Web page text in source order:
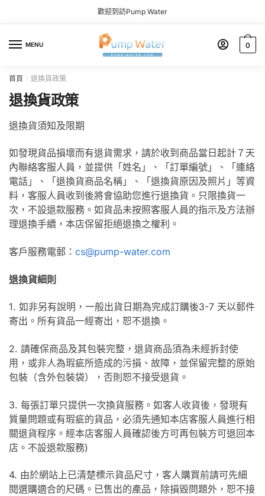
歡迎到訪Pump Water
MENU 0
首頁 / 退換貨政策
退換貨政策
退換貨須知及限期
如發現貨品損壞而有退貨需求，請於收到商品當日起計７天
內聯絡客服人員，並提供「姓名」、「訂單編號」、「連絡
電話」、「退換貨商品名稱」、「退換貨原因及照片」等資
料，客服人員收到後將會協助您進行退換貨。只限換貨一
次，不設退款服務。如貨品未按照客服人員的指示及方法辦
理退換手續，本店保留拒絕退換之權利。
客戶服務電郵： cs@pump-water.com
退換貨細則
1. 如非另有說明，一般出貨日期為完成訂購後3-7 天以郵件
寄出。所有貨品一經寄出，恕不退換。
2. 請確保商品及其包裝完整，退貨商品須為未經拆封使
用，或非人為瑕疵所造成的污損、故障，並保留完整的原始
包裝（含外包裝袋），否則恕不接受退貨。
3. 每張訂單只提供一次換貨服務。如客人收貨後，發現有
質量問題或有瑕疵的貨品，必須先通知本店客服人員進行相
關退貨程序。經本店客服人員確認後方可再包裝方可退回本
店。不設退款服務)
4. 由於網站上已清楚標示貨品尺寸，客人購買前請可先細
閱選購適合的尺碼。已售出的產品，除損毀問題外，恕不接